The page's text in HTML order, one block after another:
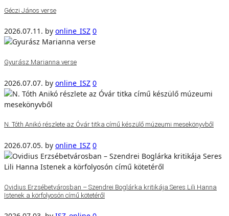
Géczi János verse
2026.07.11. by online_ISZ 0
Gyurász Marianna verse
2026.07.07. by online_ISZ 0
N. Tóth Anikó részlete az Óvár titka című készülő múzeumi mesekönyvből
2026.07.05. by online_ISZ 0
Ovidius Erzsébetvárosban – Szendrei Boglárka kritikája Seres Lili Hanna
Istenek a körfolyosón című kötetéről